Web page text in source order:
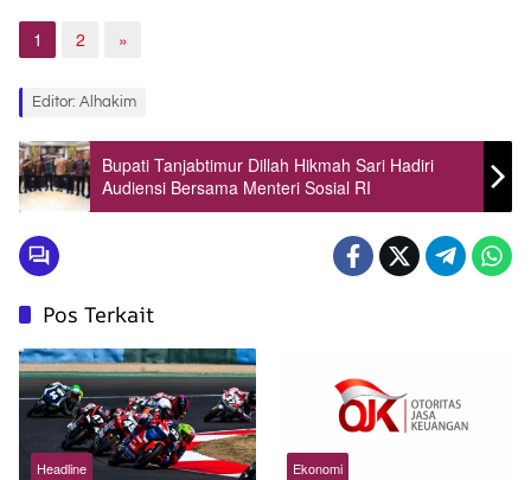
1 2 »
Editor: Alhakim
Bupati Tanjabtimur Dillah Hikmah Sari Hadiri
Audiensi Bersama Menteri Sosial RI
Pos Terkait
Headline Ekonomi